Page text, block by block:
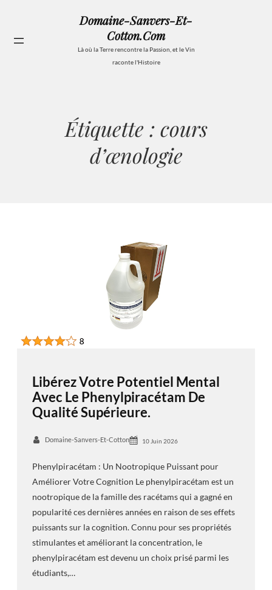
contenu
Domaine-Sanvers-Et-
Cotton.com
Là où la Terre rencontre la Passion, et le Vin
raconte l'Histoire
Étiquette : cours
d’œnologie
Libérez Votre Potentiel Mental
Avec Le Phenylpiracétam De
Qualité Supérieure.
Domaine-Sanvers-Et-Cotton 10 Juin 2026
Phenylpiracétam : Un Nootropique Puissant pour
Améliorer Votre Cognition Le phenylpiracétam est un
nootropique de la famille des racétams qui a gagné en
popularité ces dernières années en raison de ses effets
puissants sur la cognition. Connu pour ses propriétés
stimulantes et améliorant la concentration, le
phenylpiracétam est devenu un choix prisé parmi les
étudiants,…